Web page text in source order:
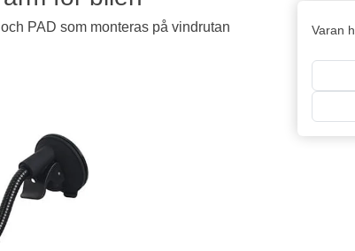
Varan
PAD som monteras på vindrutan